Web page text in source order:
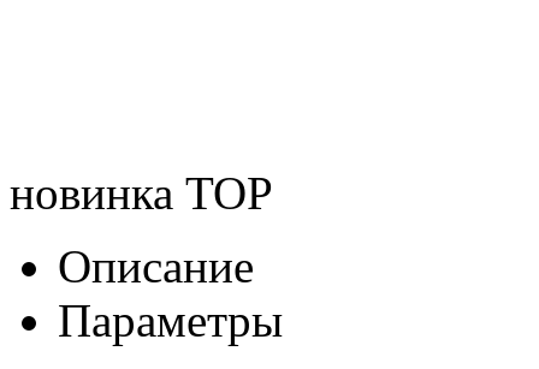
новинка TOP
Описание
Параметры